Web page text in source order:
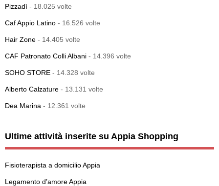
Pizzadì - 18.025 volte
Caf Appio Latino - 16.526 volte
Hair Zone - 14.405 volte
CAF Patronato Colli Albani - 14.396 volte
SOHO STORE - 14.328 volte
Alberto Calzature - 13.131 volte
Dea Marina - 12.361 volte
Ultime attività inserite su Appia Shopping
Fisioterapista a domicilio Appia
Legamento d’amore Appia